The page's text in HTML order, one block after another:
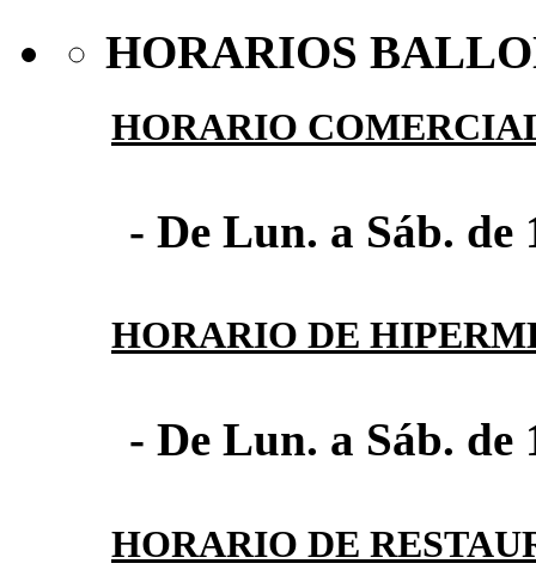
HORARIOS
HORARIO
- De Lun. a Sáb. de
HORARIO DE
- De Lun. a Sáb. de
HORARIO DE